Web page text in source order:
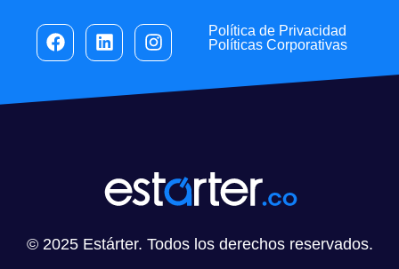
Política de Privacidad
Políticas Corporativas
© 2025 Estárter. Todos los derechos reservados.